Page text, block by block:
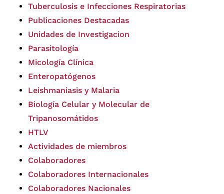
Tuberculosis e Infecciones Respiratorias
Publicaciones Destacadas
Unidades de Investigacion
Parasitología
Micología Clínica
Enteropatógenos
Leishmaniasis y Malaria
Biología Celular y Molecular de
Tripanosomátidos
HTLV
Actividades de miembros
Colaboradores
Colaboradores Internacionales
Colaboradores Nacionales